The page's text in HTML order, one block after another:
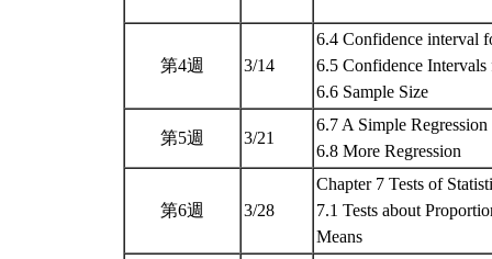
第4週 3/14
6.4 Confidence interval
6.5 Confidence
6.6 Sample Size
第5週 3/21
6.7 A Simple
6.8 More Regression
第6週 3/28
Chapter 7 Tests of
7.1 Tests about
Means